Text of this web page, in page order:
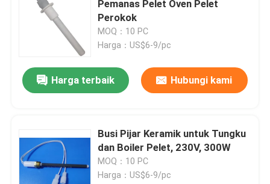
Pemanas Pelet Oven Pelet
Perokok
MOQ：10 PC
Harga：US$6-9/pc
Harga terbaik Hubungi kami
Busi Pijar Keramik untuk Tungku
dan Boiler Pelet, 230V, 300W
MOQ：10 PC
Harga：US$6-9/pc